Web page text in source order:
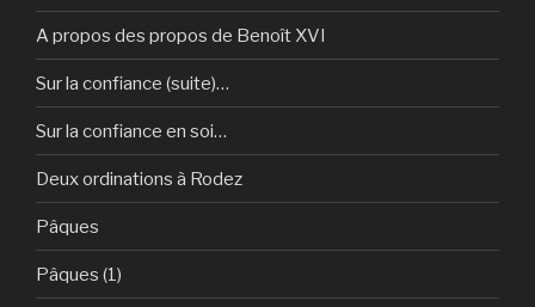
A propos des propos de Benoît XVI
Sur la confiance (suite)…
Sur la confiance en soi…
Deux ordinations à Rodez
Pâques
Pâques (1)